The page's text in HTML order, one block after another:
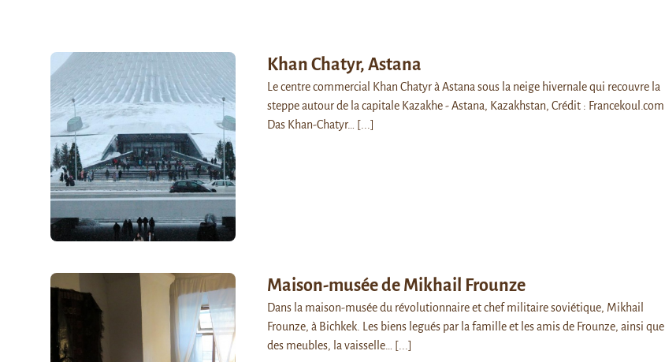
Khan Chatyr, Astana
Le centre commercial Khan Chatyr à Astana sous la neige hivernale qui recouvre la
steppe autour de la capitale Kazakhe - Astana, Kazakhstan, Crédit : Francekoul.com
Das Khan-Chatyr…
[...]
Maison-musée de Mikhail Frounze
Dans la maison-musée du révolutionnaire et chef militaire soviétique, Mikhail
Frounze, à Bichkek. Les biens legués par la famille et les amis de Frounze, ainsi que
des meubles, la vaisselle…
[...]